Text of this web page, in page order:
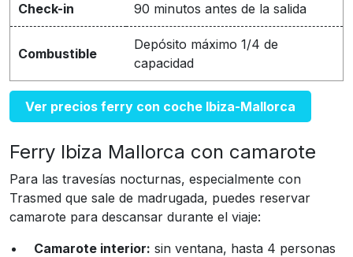
Check-in 90 minutos antes de la salida
Combustible
Depósito máximo 1/4 de
capacidad
Ver precios ferry con coche Ibiza-Mallorca
Ferry Ibiza Mallorca con camarote
Para las travesías nocturnas, especialmente con
Trasmed que sale de madrugada, puedes reservar
camarote para descansar durante el viaje:
Camarote interior: sin ventana, hasta 4 personas